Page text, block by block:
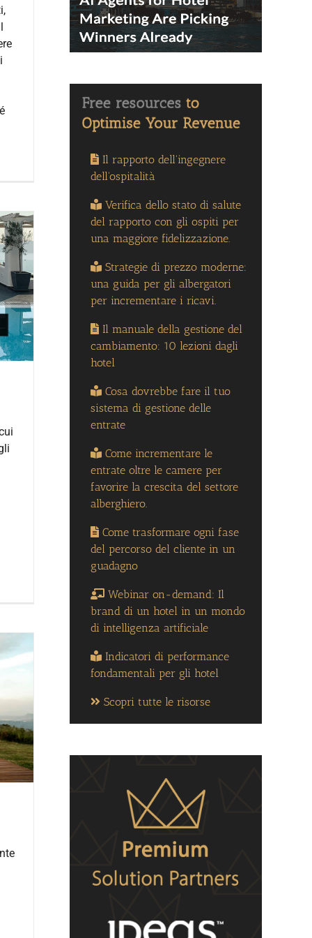
Il rapporto dell'ingegnere
dell'ospitalità
Verifica dello stato di salute
del rapporto con gli ospiti per
una maggiore fidelizzazione.
Strategie di prezzo moderne:
una guida per gli albergatori
per incrementare i ricavi.
Il manuale della gestione del
cambiamento: 10 lezioni dagli
hotel
Cosa dovrebbe fare il tuo
sistema di gestione delle
entrate
Come incrementare le
entrate oltre le camere per
favorire la crescita del settore
alberghiero.
Come trasformare ogni fase
del percorso del cliente in un
guadagno
Webinar on-demand: Il
brand di un hotel in un mondo
di intelligenza artificiale
Indicatori di performance
fondamentali per gli hotel
Scopri tutte le risorse